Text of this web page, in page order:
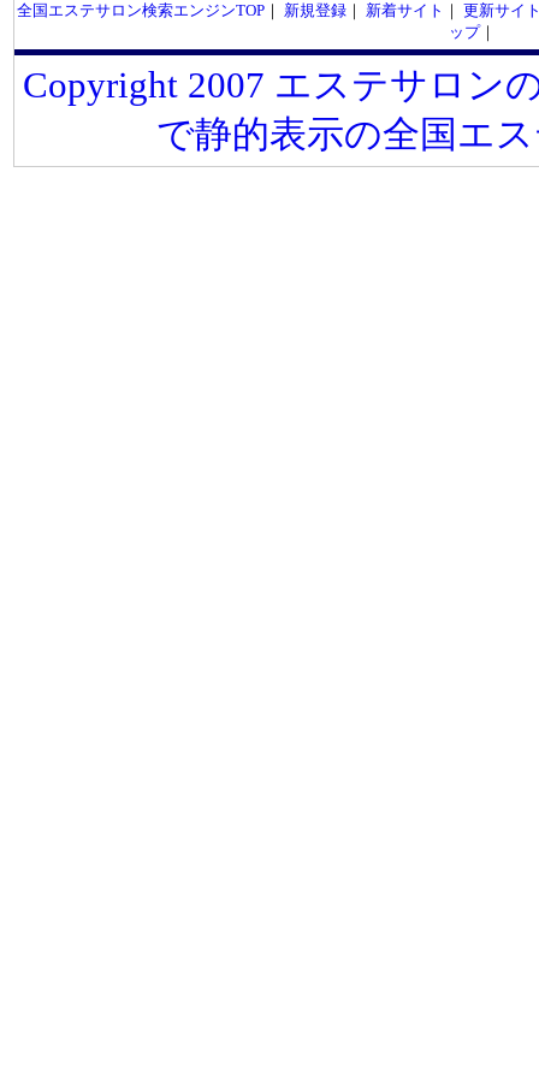
全国エステサロン検索エンジンTOP｜ 新規登録｜ 新着サイト ｜ 更新サイ
ップ｜
Copyright 2007 エステサロン
で静的表示の全国エ